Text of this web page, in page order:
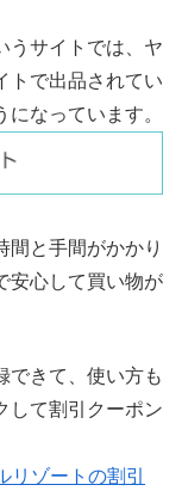
うサイトでは、ヤ
トで出品されてい
なっています。
間と手間がかかり
安心して買い物が
できて、使い方も
して割引クーポン
ゾートの割引